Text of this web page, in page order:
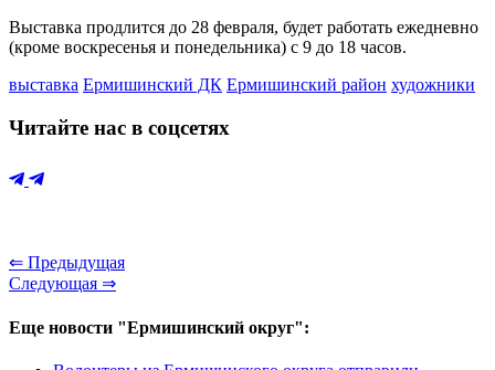
Выставка продлится до 28 февраля, будет работать ежедневно
(кроме воскресенья и понедельника) с 9 до 18 часов.
выставка Ермишинский ДК Ермишинский район художники
Читайте нас в соцсетях
⇐ Предыдущая
Следующая ⇒
Еще новости "Ермишинский округ":